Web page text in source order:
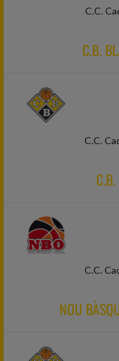
C.C.
C.B.
C.C.
C.C.
NOU